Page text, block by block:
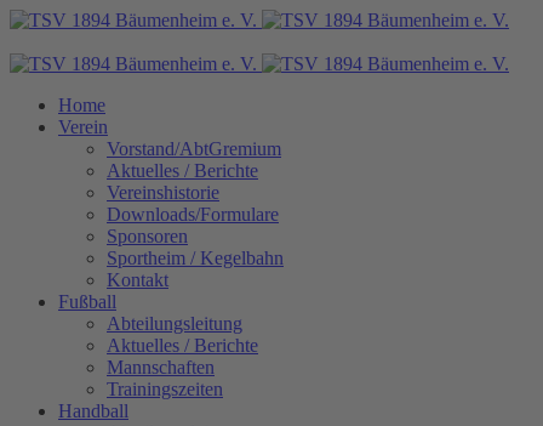
Home
Verein
Vorstand/AbtGremium
Aktuelles / Berichte
Vereinshistorie
Downloads/Formulare
Sponsoren
Sportheim / Kegelbahn
Kontakt
Fußball
Abteilungsleitung
Aktuelles / Berichte
Mannschaften
Trainingszeiten
Handball